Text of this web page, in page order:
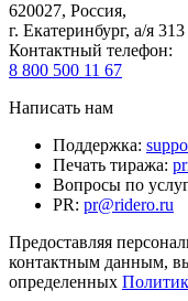
620027, Россия,
г. Екатеринбург, а/я 313
Контактный телефон:
8 800 500 11 67
Написать нам
Поддержка:
Печать тиража:
Вопросы по
PR: pr@ridero.ru
Предоставляя
контактным данным, вы
определенных